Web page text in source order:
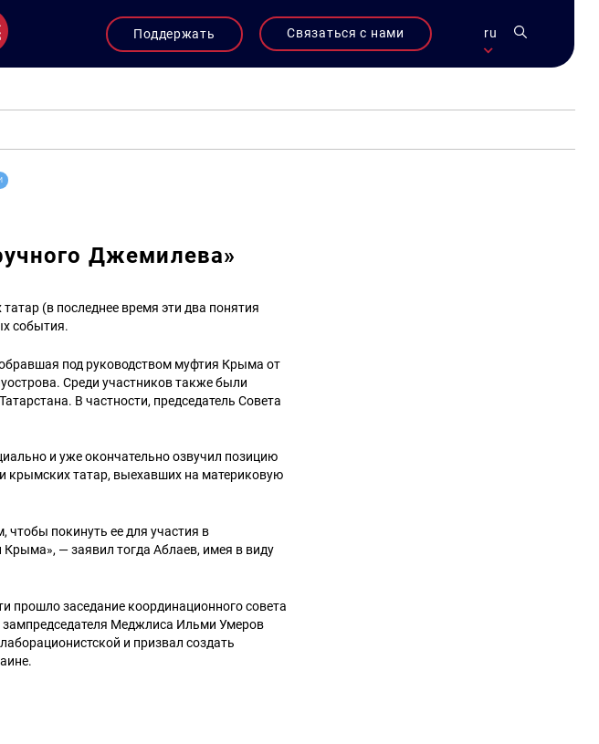
Поддержать Связаться с нами ru
Джемилева»
(в последнее время эти два понятия
события.
под руководством муфтия Крыма от
Среди участников также были
В частности, председатель Совета
и уже окончательно озвучил позицию
крымских татар, выехавших на материковую
покинуть ее для участия в
— заявил тогда Аблаев, имея в виду
прошло заседание координационного совета
зампредседателя Меджлиса Ильми Умеров
и призвал создать